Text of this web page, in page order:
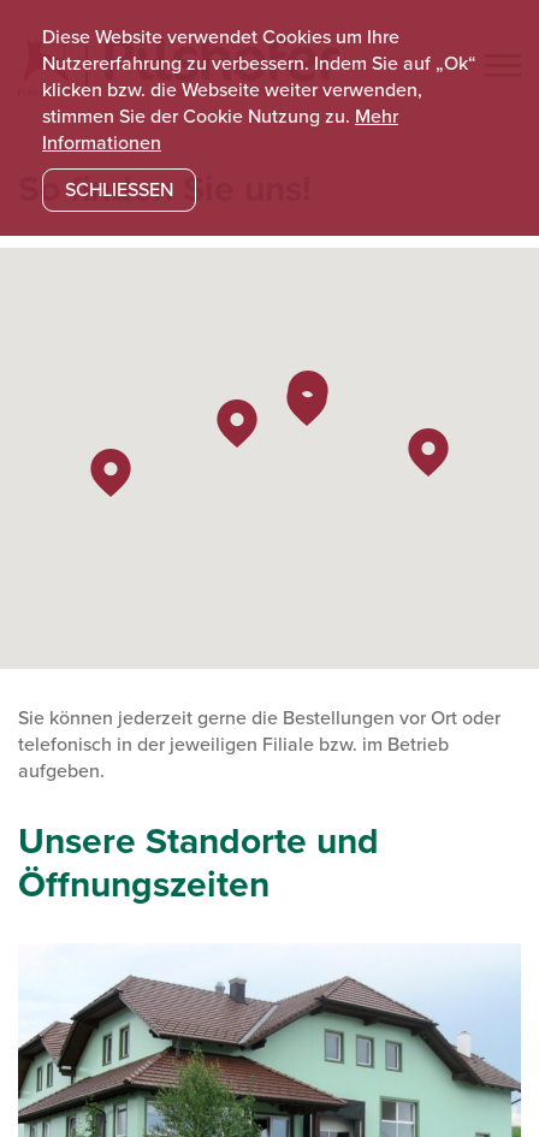
So finden Sie uns!
Sie können jederzeit gerne die Bestellungen vor Ort oder
telefonisch in der jeweiligen Filiale bzw. im Betrieb
aufgeben.
Unsere Standorte und
Öffnungszeiten
Diese Website verwendet Cookies um Ihre
Nutzererfahrung zu verbessern. Indem Sie auf „Ok“
klicken bzw. die Webseite weiter verwenden,
stimmen Sie der Cookie Nutzung zu. Mehr
Informationen
SCHLIESSEN